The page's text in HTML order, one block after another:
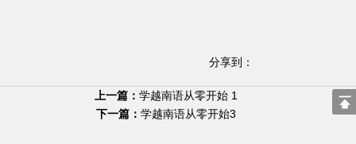
分享到：
上一篇： 学越南语从零开始 1
下一篇： 学越南语从零开始3